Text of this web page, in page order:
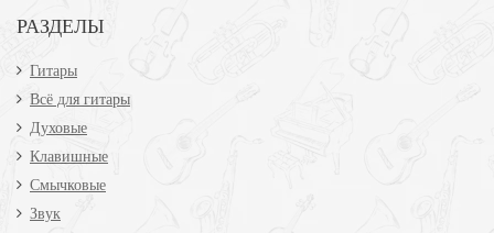
РАЗДЕЛЫ
Гитары
Всё для гитары
Духовые
Клавишные
Смычковые
Звук